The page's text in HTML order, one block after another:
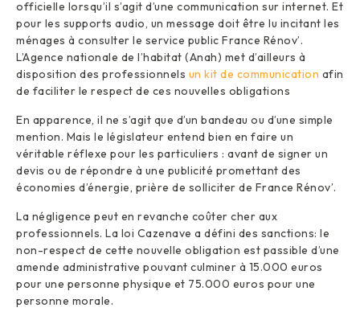
officielle lorsqu’il s’agit d’une communication sur internet. Et
pour les supports audio, un message doit être lu incitant les
ménages à consulter le service public France Rénov’.
L’Agence nationale de l’habitat (Anah) met d’ailleurs à
disposition des professionnels un kit de communication afin
de faciliter le respect de ces nouvelles obligations
En apparence, il ne s’agit que d’un bandeau ou d’une simple
mention. Mais le législateur entend bien en faire un
véritable réflexe pour les particuliers : avant de signer un
devis ou de répondre à une publicité promettant des
économies d’énergie, prière de solliciter de France Rénov’.
La négligence peut en revanche coûter cher aux
professionnels. La loi Cazenave a défini des sanctions: le
non-respect de cette nouvelle obligation est passible d’une
amende administrative pouvant culminer à 15.000 euros
pour une personne physique et 75.000 euros pour une
personne morale.